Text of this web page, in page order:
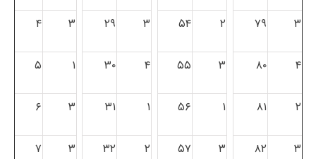
۳ ۷۹ ۲ ۵۴ ۳ ۲۹ ۳ ۴
۴ ۸۰ ۳ ۵۵ ۴ ۳۰ ۱ ۵
۲ ۸۱ ۱ ۵۶ ۱ ۳۱ ۳ ۶
۳ ۸۲ ۳ ۵۷ ۲ ۳۲ ۳ ۷